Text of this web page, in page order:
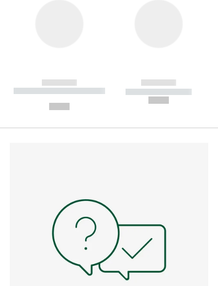
------------
----------- ----------- --------
------------
----------- -----------